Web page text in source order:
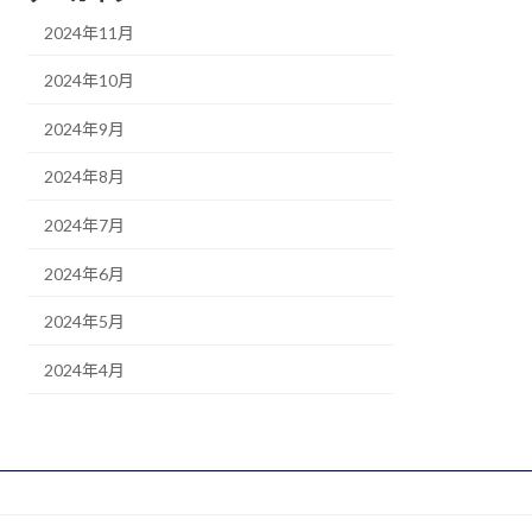
2024年11月
2024年10月
2024年9月
2024年8月
2024年7月
2024年6月
2024年5月
2024年4月